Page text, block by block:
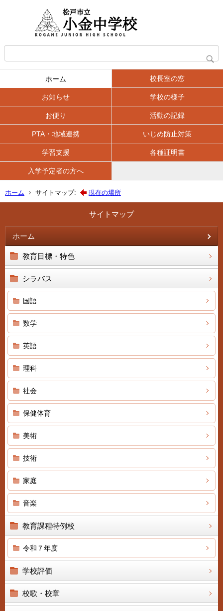
ホーム 校長室の窓
お知らせ 学校の様子
お便り 活動の記録
PTA・地域連携 いじめ防止対策
学習支援 各種証明書
入学予定者の方へ
ホーム サイトマップ: 現在の場所
サイトマップ
ホーム
教育目標・特色
シラバス
国語
数学
英語
理科
社会
保健体育
美術
技術
家庭
音楽
教育課程特例校
令和７年度
学校評価
校歌・校章